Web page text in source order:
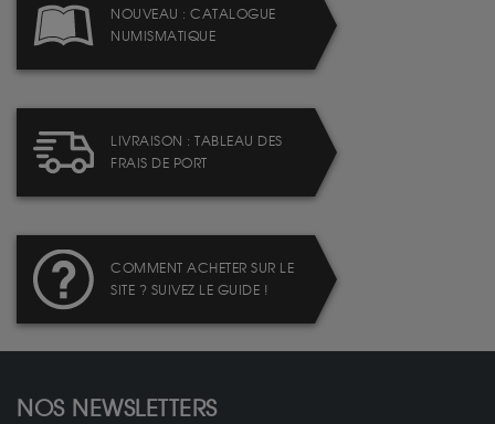
NOUVEAU : CATALOGUE
NUMISMATIQUE
LIVRAISON : TABLEAU DES
FRAIS DE PORT
COMMENT ACHETER SUR LE
SITE ? SUIVEZ LE GUIDE !
NOS NEWSLETTERS